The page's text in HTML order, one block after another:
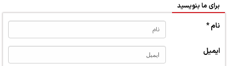
برای ما بنویسید
نام *
ایمیل